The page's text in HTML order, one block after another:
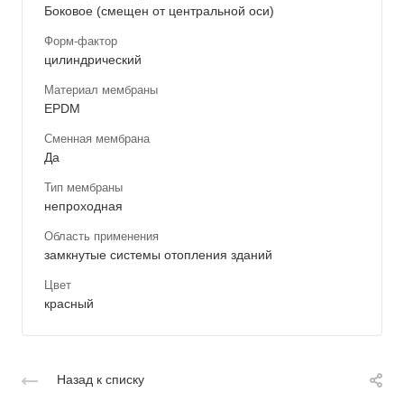
Боковое (смещен от центральной оси)
Форм-фактор
цилиндрический
Материал мембраны
EPDM
Сменная мембрана
Да
Тип мембраны
непроходная
Область применения
замкнутые системы отопления зданий
Цвет
красный
Назад к списку